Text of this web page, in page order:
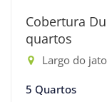
Cobertura
quartos
Largo do
5 Quartos